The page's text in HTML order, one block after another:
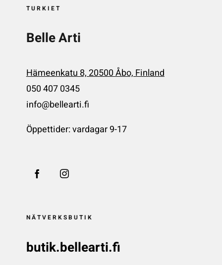
TURKIET
Belle Arti
Hämeenkatu 8, 20500 Åbo, Finland
050 407 0345
info@bellearti.fi
Öppettider: vardagar 9-17
NÄTVERKSBUTIK
butik.bellearti.fi